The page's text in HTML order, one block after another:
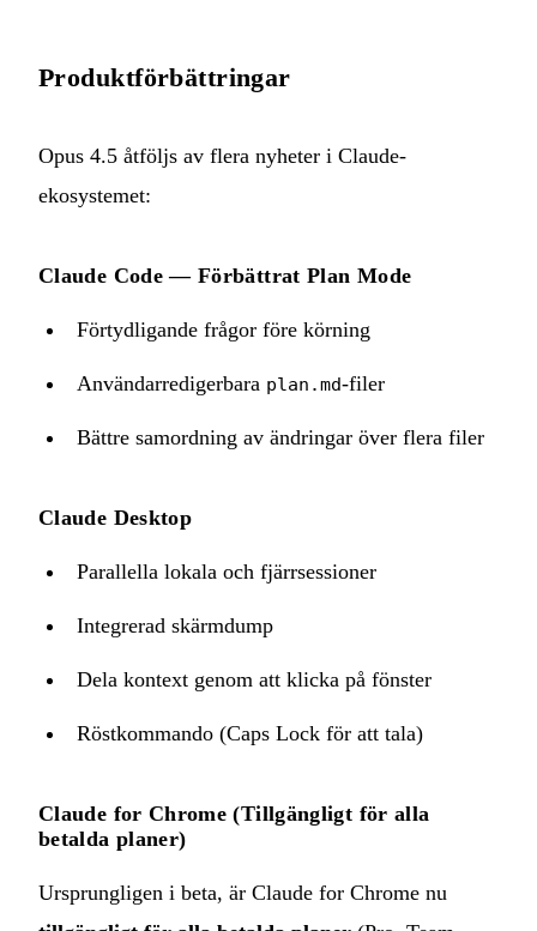
Produktförbättringar
Opus 4.5 åtföljs av flera nyheter i Claude-
ekosystemet:
Claude Code — Förbättrat Plan Mode
Förtydligande frågor före körning
Användarredigerbara plan.md-filer
Bättre samordning av ändringar över flera filer
Claude Desktop
Parallella lokala och fjärrsessioner
Integrerad skärmdump
Dela kontext genom att klicka på fönster
Röstkommando (Caps Lock för att tala)
Claude for Chrome (Tillgängligt för alla
betalda planer)
Ursprungligen i beta, är Claude for Chrome nu